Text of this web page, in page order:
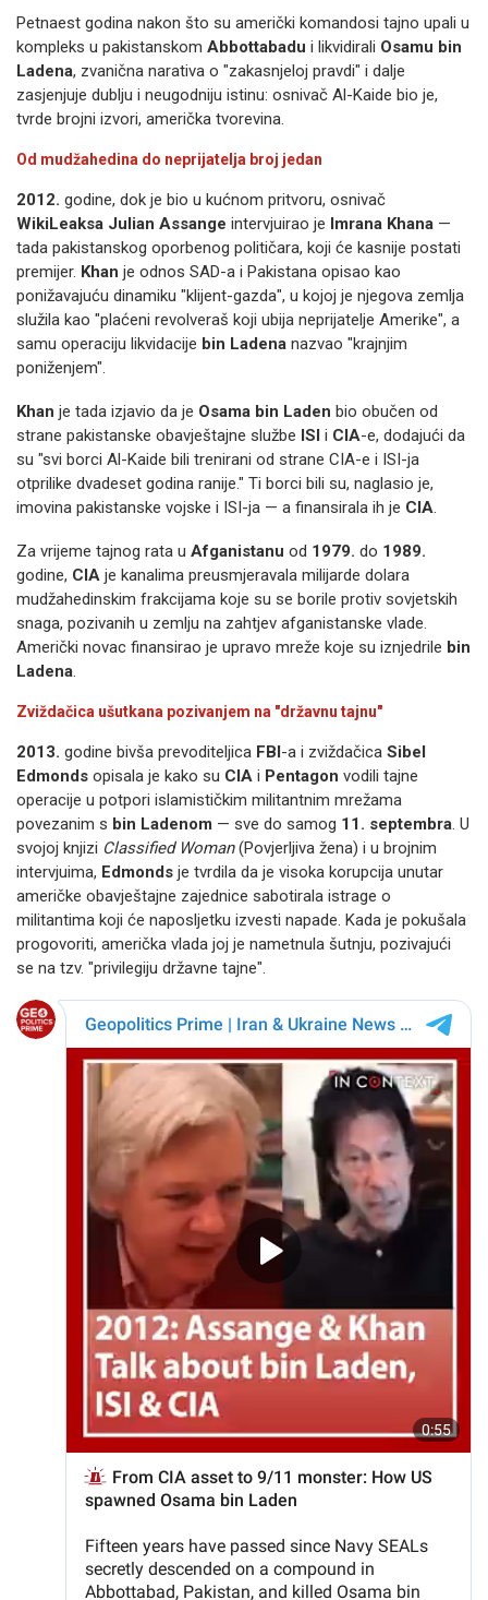
Petnaest godina nakon što su američki komandosi tajno upali u
kompleks u pakistanskom Abbottabadu i likvidirali Osamu bin
Ladena, zvanična narativa o "zakasnjeloj pravdi" i dalje
zasjenjuje dublju i neugodniju istinu: osnivač Al-Kaide bio je,
tvrde brojni izvori, američka tvorevina.
Od mudžahedina do neprijatelja broj jedan
2012. godine, dok je bio u kućnom pritvoru, osnivač
WikiLeaksa Julian Assange intervjuirao je Imrana Khana —
tada pakistanskog oporbenog političara, koji će kasnije postati
premijer. Khan je odnos SAD-a i Pakistana opisao kao
ponižavajuću dinamiku "klijent-gazda", u kojoj je njegova zemlja
služila kao "plaćeni revolveraš koji ubija neprijatelje Amerike", a
samu operaciju likvidacije bin Ladena nazvao "krajnjim
poniženjem".
Khan je tada izjavio da je Osama bin Laden bio obučen od
strane pakistanske obavještajne službe ISI i CIA-e, dodajući da
su "svi borci Al-Kaide bili trenirani od strane CIA-e i ISI-ja
otprilike dvadeset godina ranije." Ti borci bili su, naglasio je,
imovina pakistanske vojske i ISI-ja — a finansirala ih je CIA.
Za vrijeme tajnog rata u Afganistanu od 1979. do 1989.
godine, CIA je kanalima preusmjeravala milijarde dolara
mudžahedinskim frakcijama koje su se borile protiv sovjetskih
snaga, pozivanih u zemlju na zahtjev afganistanske vlade.
Američki novac finansirao je upravo mreže koje su iznjedrile bin
Ladena.
Zviždačica ušutkana pozivanjem na "državnu tajnu"
2013. godine bivša prevoditeljica FBI-a i zviždačica Sibel
Edmonds opisala je kako su CIA i Pentagon vodili tajne
operacije u potpori islamističkim militantnim mrežama
povezanim s bin Ladenom — sve do samog 11. septembra. U
svojoj knjizi Classified Woman(Povjerljiva žena) i u brojnim
intervjuima, Edmonds je tvrdila da je visoka korupcija unutar
američke obavještajne zajednice sabotirala istrage o
militantima koji će naposljetku izvesti napade. Kada je pokušala
progovoriti, američka vlada joj je nametnula šutnju, pozivajući
se na tzv. "privilegiju državne tajne".